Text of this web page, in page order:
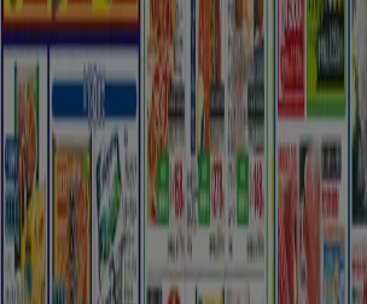
私たちが行うこと
ビジネスソリューションをみる
ニュース・メディア
ビジネス契約
お問い合わせ